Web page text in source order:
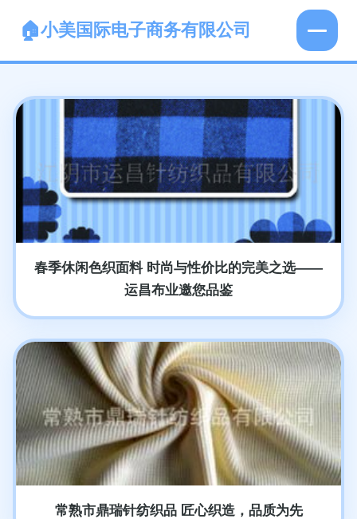
小美国际电子商务有限公司
春季休闲色织面料 时尚与性价比的完美之选——
运昌布业邀您品鉴
常熟市鼎瑞针纺织品 匠心织造，品质为先